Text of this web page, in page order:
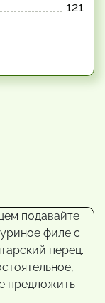
121